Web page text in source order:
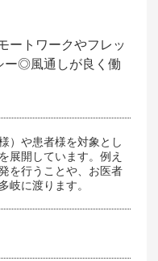
ートワークやフレッ
ー◎風通しが良く働
）や患者様を対象とし
展開しています。例え
を行うことや、お医者
岐に渡ります。